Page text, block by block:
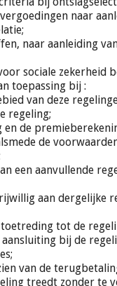
naar
naar aanleiding
sociale zekerheid
toepassing bij :
van deze
regeling;
de
de
een aanvullende
aan dergelijke
tot de
bij de
van de
treedt zonder te